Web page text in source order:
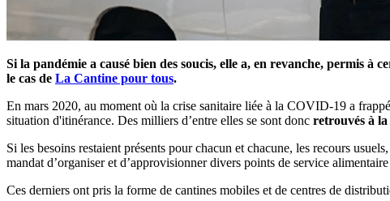
Si la pandémie a causé bien des soucis, elle a, en revanche, permis à
le cas de La Cantine pour tous.
En mars 2020, au moment où la crise sanitaire liée à la COVID-19 a
situation d'itinérance. Des milliers d’entre elles se sont donc retrouvés à
Si les besoins restaient présents pour chacun et chacune, les recours
mandat d’organiser et d’approvisionner divers points de service
Ces derniers ont pris la forme de cantines mobiles et de centres de